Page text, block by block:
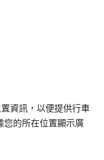
資訊，以便提供行車
您的所在位置顯示廣